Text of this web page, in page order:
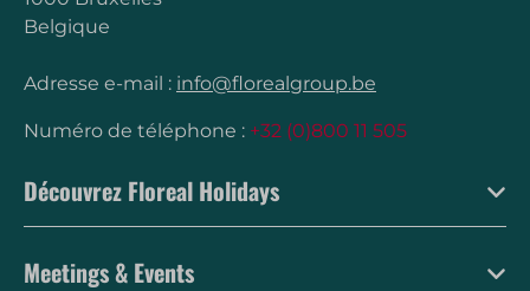
Belgique
Adresse e-mail : info@florealgroup.be
Numéro de téléphone : +32 (0)800 11 505
Découvrez Floreal Holidays
Meetings & Events